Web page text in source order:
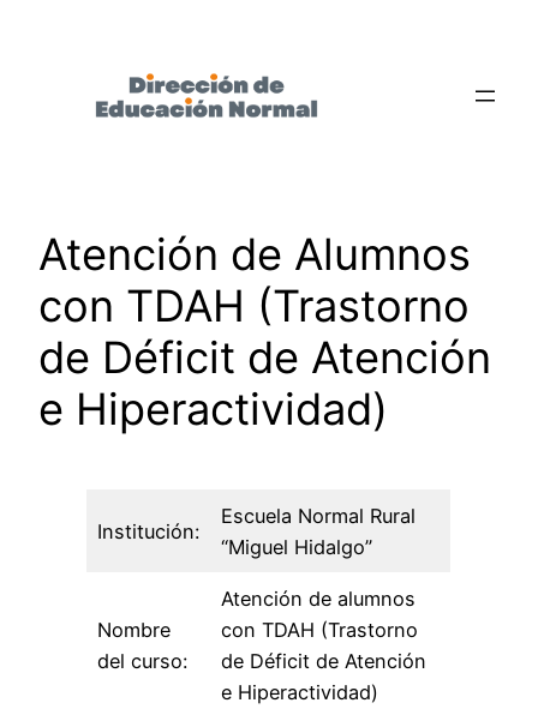
Atención de Alumnos
con TDAH (Trastorno
de Déficit de Atención
e Hiperactividad)
Institución:
Escuela Normal Rural
“Miguel Hidalgo”
Nombre
del curso:
Atención de alumnos
con TDAH (Trastorno
de Déficit de Atención
e Hiperactividad)